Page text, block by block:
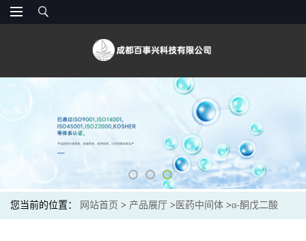
您当前的位置： 网站首页 > 产品展厅 > 医药中间体 >α-酮戊二酸